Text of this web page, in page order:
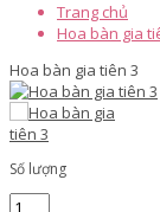
Trang chủ
Hoa bàn gia
Hoa bàn gia tiên 3
Số lượng